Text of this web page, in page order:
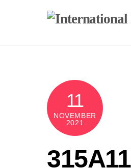
11
NOVEMBER
2021